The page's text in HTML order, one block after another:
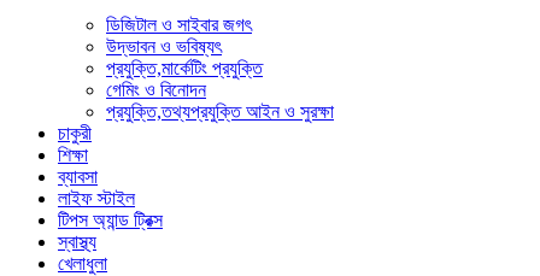
ডিজিটাল ও সাইবার জগৎ
উদ্ভাবন ও ভবিষ্যৎ
প্রযুক্তি,মার্কেটিং প্রযুক্তি
গেমিং ও বিনোদন
প্রযুক্তি,তথ্যপ্রযুক্তি আইন ও সুরক্ষা
চাকুরী
শিক্ষা
ব্যাবসা
লাইফ স্টাইল
টিপস অ্যান্ড ট্রিক্স
স্বাস্থ্য
খেলাধুলা